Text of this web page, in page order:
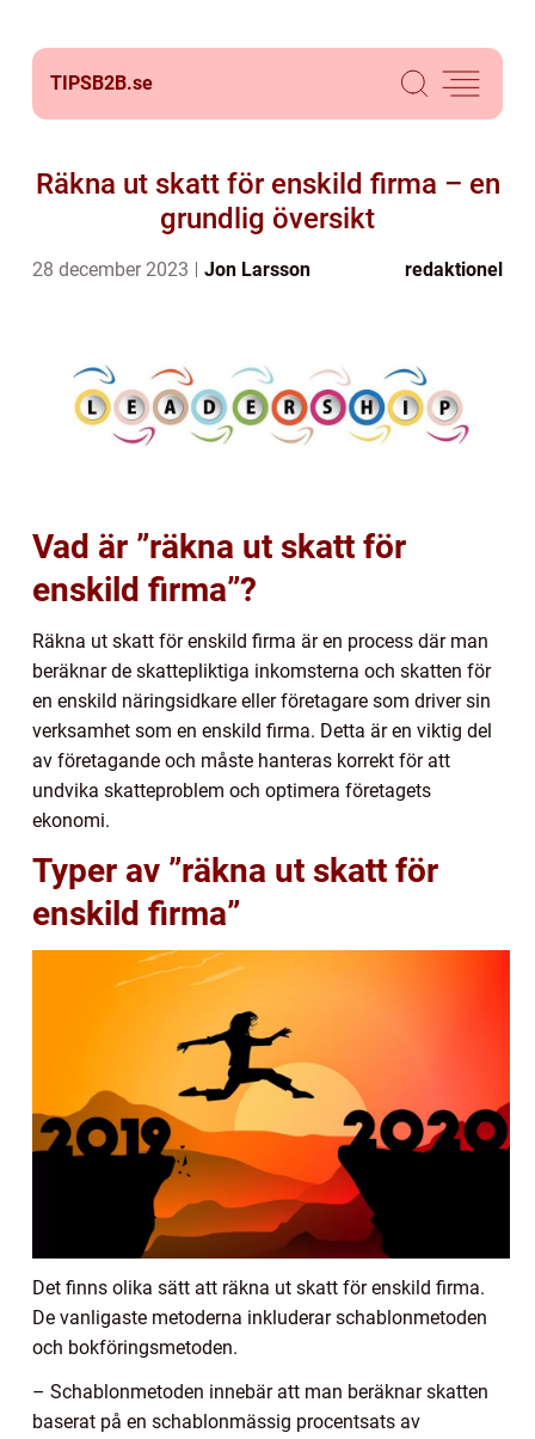
TIPSB2B.se
Räkna ut skatt för enskild firma – en
grundlig översikt
28 december 2023 Jon Larsson redaktionel
Vad är ”räkna ut skatt för
enskild firma”?
Räkna ut skatt för enskild firma är en process där man
beräknar de skattepliktiga inkomsterna och skatten för
en enskild näringsidkare eller företagare som driver sin
verksamhet som en enskild firma. Detta är en viktig del
av företagande och måste hanteras korrekt för att
undvika skatteproblem och optimera företagets
ekonomi.
Typer av ”räkna ut skatt för
enskild firma”
Det finns olika sätt att räkna ut skatt för enskild firma.
De vanligaste metoderna inkluderar schablonmetoden
och bokföringsmetoden.
– Schablonmetoden innebär att man beräknar skatten
baserat på en schablonmässig procentsats av